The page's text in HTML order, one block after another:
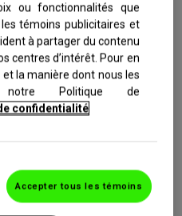
musculaires, des tensions
douleurs occasionnées par
sur Robax
ou fonctionnalités que
témoins publicitaires et
à partager du contenu
centres d’intérêt. Pour en
la manière dont nous les
notre Politique de
confidentialité
Accepter tous les témoins